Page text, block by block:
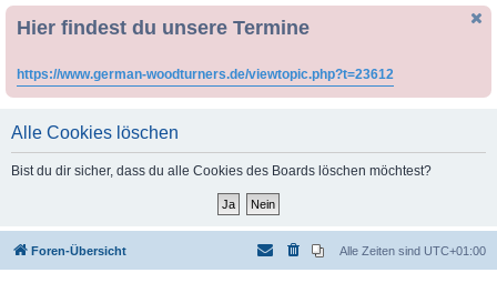
Hier findest du unsere Termine
https://www.german-woodturners.de/viewtopic.php?t=23612
Alle Cookies löschen
Bist du dir sicher, dass du alle Cookies des Boards löschen möchtest?
Foren-Übersicht Alle Zeiten sind UTC+01:00